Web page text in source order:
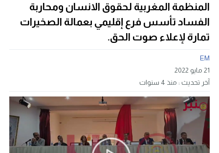
المنظمة المغربية لحقوق الانسان ومحاربة
الفساد تأسس فرع إقليمي بعمالة الصخيرات
تمارة لإعلاء صوت الحق.
EM
21 مايو 2022
آخر تحديث : منذ 4 سنوات